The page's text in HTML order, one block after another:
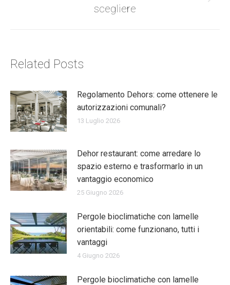
successivo:
scegliere
Related Posts
Regolamento Dehors: come ottenere le
autorizzazioni comunali?
13 Luglio 2026
Dehor restaurant: come arredare lo
spazio esterno e trasformarlo in un
vantaggio economico
25 Giugno 2026
Pergole bioclimatiche con lamelle
orientabili: come funzionano, tutti i
vantaggi
4 Giugno 2026
Pergole bioclimatiche con lamelle